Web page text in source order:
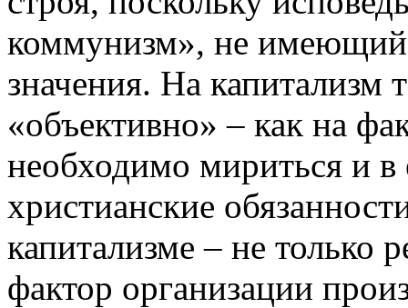
коммунизм», не имеющий
значения. На капитализм
«объективно» – как на
необходимо мириться и в
христианские
капитализме – не только
фактор организации